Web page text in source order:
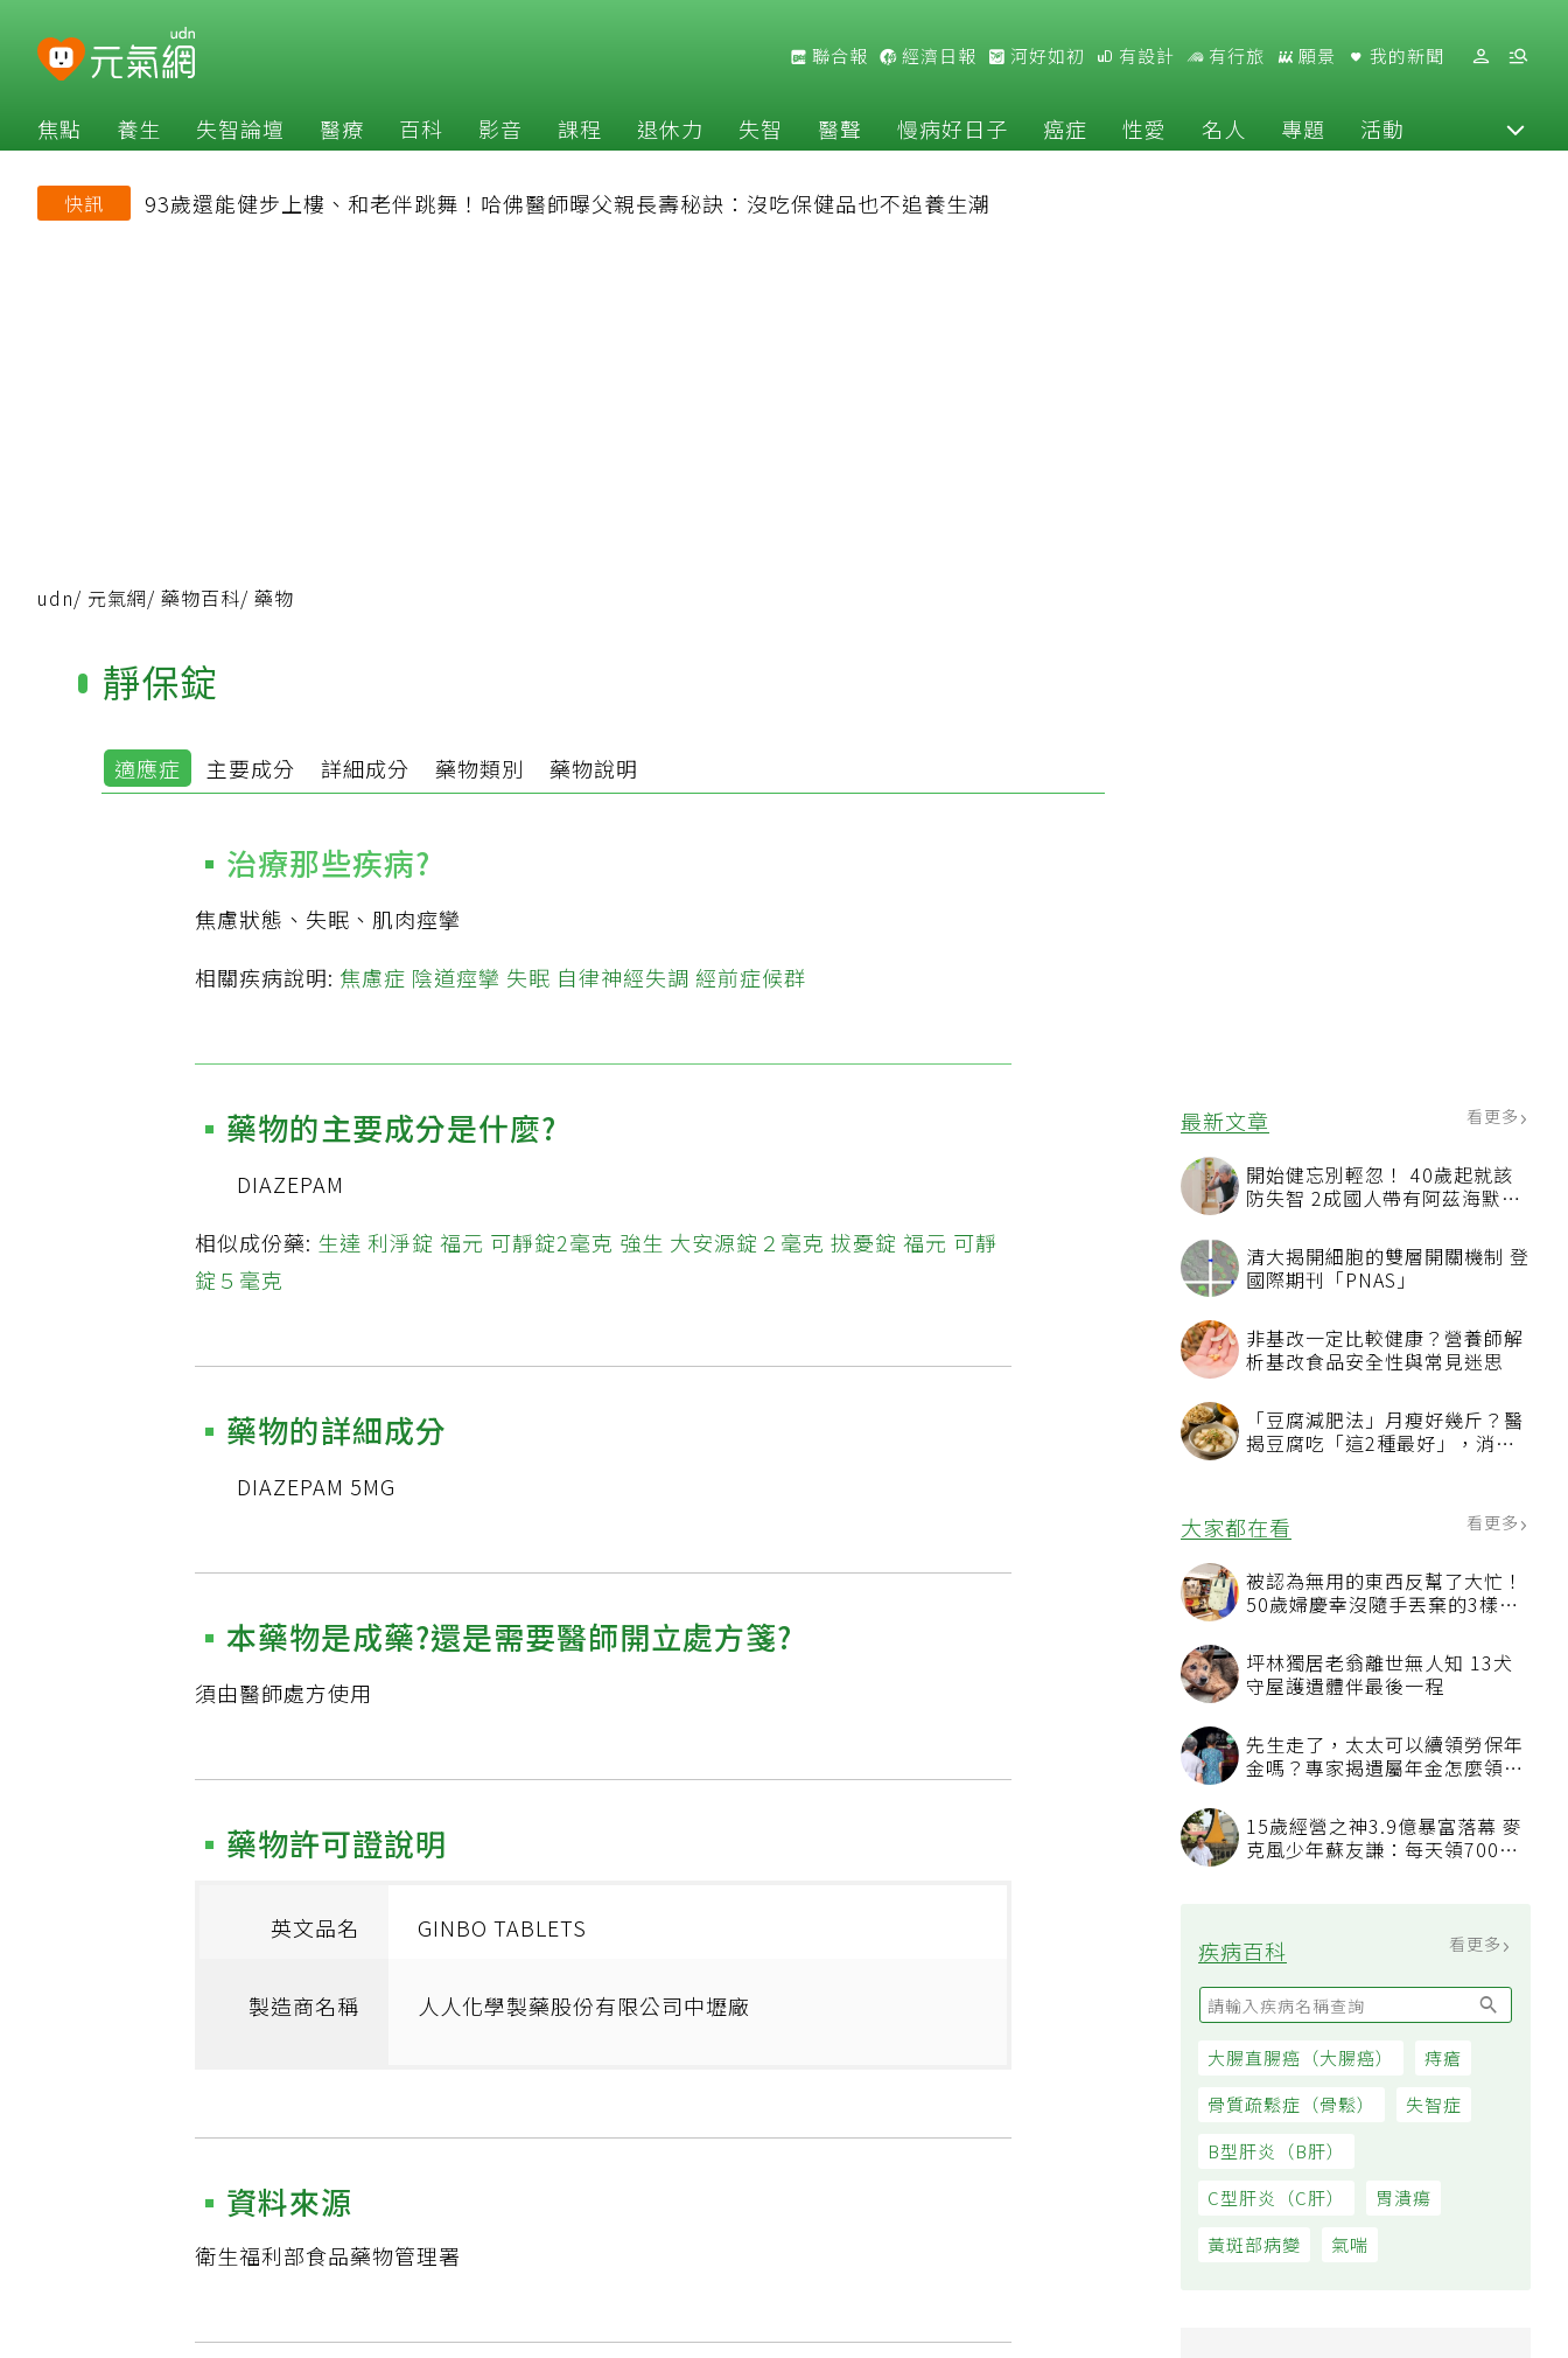
聯合報 經濟日報 河好如初 有設計 有行旅 願景 我的新聞
焦點 養生 失智論壇 醫療 百科 影音 課程 退休力 失智 醫聲 慢病好日子 癌症 性愛 名人 專題 活動
快訊 93歲還能健步上樓、和老伴跳舞！哈佛醫師曝父親長壽秘訣：沒吃保健品也不追養生潮
最新文章 看更多
開始健忘別輕忽！ 40歲起就該
防失智 2成國人帶有阿茲海默症
清大揭開細胞的雙層開關機制 登
國際期刊「PNAS」
非基改一定比較健康？營養師解
析基改食品安全性與常見迷思
「豆腐減肥法」月瘦好幾斤？醫
揭豆腐吃「這2種最好」，消脹
大家都在看 看更多
被認為無用的東西反幫了大忙！
50歲婦慶幸沒隨手丟棄的3樣物
坪林獨居老翁離世無人知 13犬
守屋護遺體伴最後一程
先生走了，太太可以續領勞保年
金嗎？專家揭遺屬年金怎麼領，
15歲經營之神3.9億暴富落幕 麥
克風少年蘇友謙：每天領700元
疾病百科 看更多
大腸直腸癌（大腸癌）
痔瘡
骨質疏鬆症（骨鬆）
失智症
B型肝炎（B肝）
C型肝炎（C肝）
胃潰瘍
黃斑部病變
氣喘
udn/ 元氣網/ 藥物百科/ 藥物
靜保錠
適應症 主要成分 詳細成分 藥物類別 藥物說明
治療那些疾病?
焦慮狀態、失眠、肌肉痙攣
相關疾病說明: 焦慮症 陰道痙攣 失眠 自律神經失調 經前症候群
藥物的主要成分是什麼?
DIAZEPAM
相似成份藥: 生達 利淨錠 福元 可靜錠2毫克 強生 大安源錠２毫克 拔憂錠 福元 可靜
錠５毫克
藥物的詳細成分
DIAZEPAM 5MG
本藥物是成藥?還是需要醫師開立處方箋?
須由醫師處方使用
藥物許可證說明
英文品名 GINBO TABLETS
製造商名稱 人人化學製藥股份有限公司中壢廠
資料來源
衛生福利部食品藥物管理署